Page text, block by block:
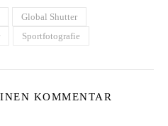
Global Shutter
Sportfotografie
KOMMENTAR